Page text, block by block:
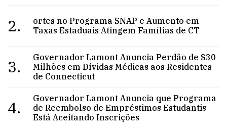
2.
ortes no Programa SNAP e Aumento em
Taxas Estaduais Atingem Famílias de CT
3.
Governador Lamont Anuncia Perdão de $30
Milhões em Dívidas Médicas aos Residentes
de Connecticut
4.
Governador Lamont Anuncia que Programa
de Reembolso de Empréstimos Estudantis
Está Aceitando Inscrições